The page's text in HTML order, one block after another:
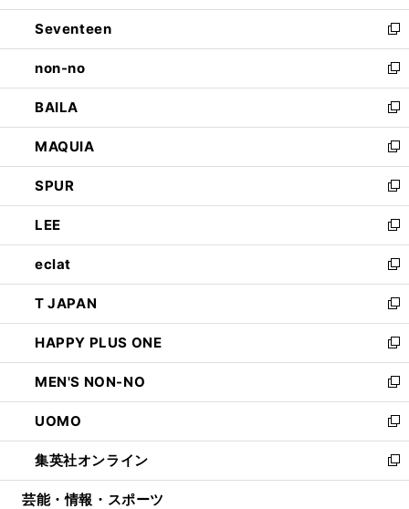
開
く
ウ
で
開
く
ン
ド
ウ
で
開
く
Seventeen
新
し
い
ウ
ィ
ン
ド
ウ
で
開
く
non-no
新
し
い
ウ
ィ
ン
ド
ウ
で
開
く
BAILA
新
し
い
ウ
ィ
ン
ド
ウ
で
開
く
MAQUIA
新
し
い
ウ
ィ
ン
ド
ウ
で
開
く
SPUR
新
し
い
ウ
ィ
ン
ド
ウ
で
開
く
LEE
新
し
い
ウ
ィ
ン
ド
ウ
で
開
く
eclat
新
し
い
ウ
ィ
ン
ド
ウ
で
開
く
T JAPAN
新
し
い
ウ
ィ
ン
ド
ウ
で
開
HAPPY PLUS ONE
新
し
い
ウ
ィ
ン
ド
ウ
MEN'S NON-NO
新
し
い
ウ
ィ
ン
UOMO
新
し
い
ウ
集英社オンライン
新
し
芸能・情報・スポーツ